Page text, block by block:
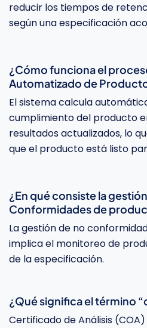
reducir los tiempos de
según una especificación
¿Cómo funciona el
Automatizado de
El sistema calcula
cumplimiento del producto
resultados actualizados, lo
que el producto está listo
¿En qué consiste la
Conformidades de
La gestión de no
implica el monitoreo de
de la especificación.
¿Qué significa el término
Certificado de Análisis